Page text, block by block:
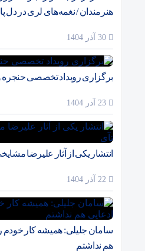
هنرمندان / نغمه‌های لری در دل
برگزاری رویداد تخصصی حنجره و
انتشار یکی از آثار علیرضا
سامان جلیلی: همیشه کار خودم
هم نداشتم